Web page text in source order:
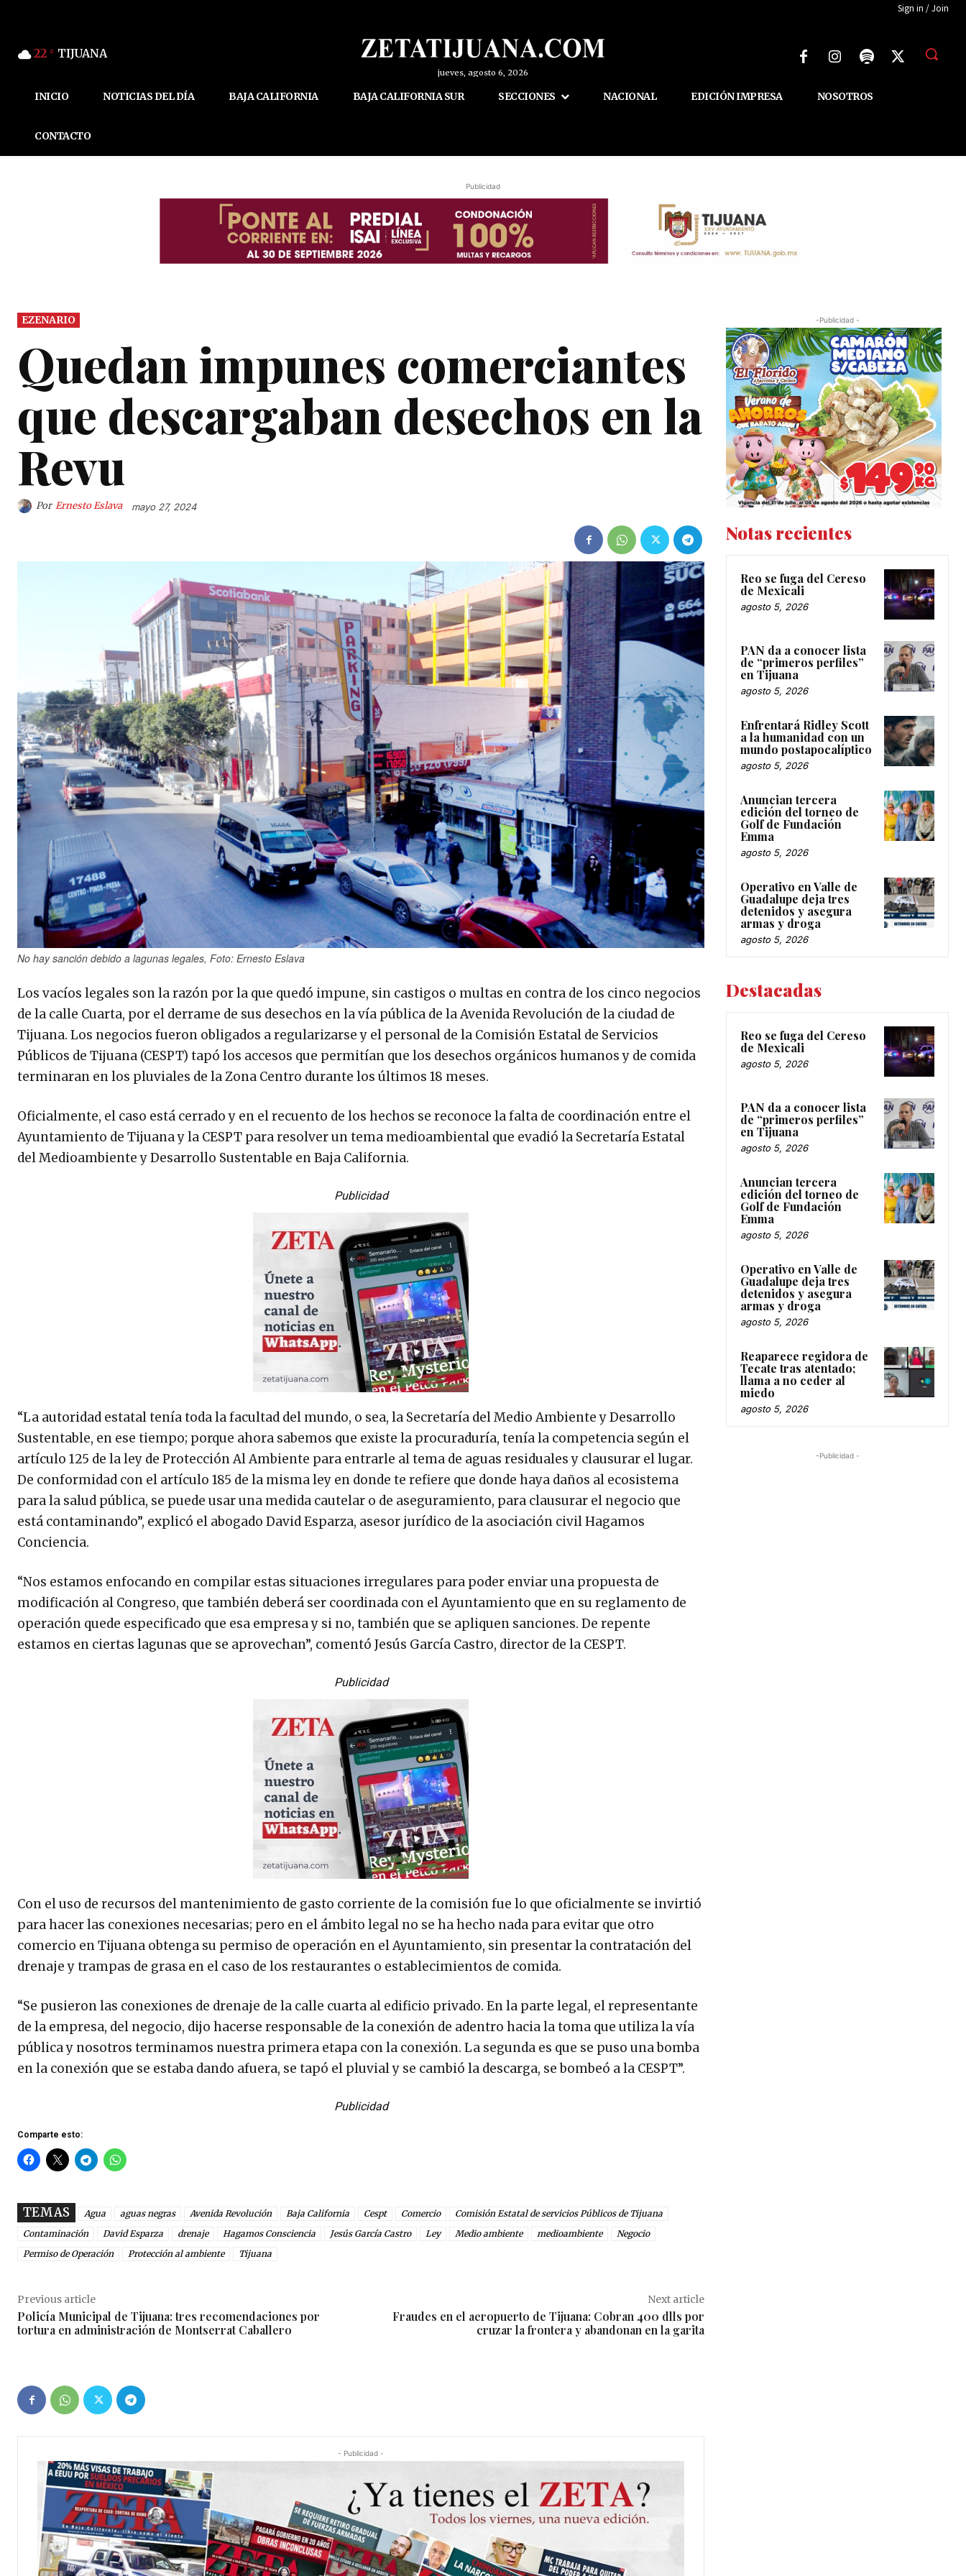
Sign in / Join
22 C TIJUANA
jueves, agosto 6, 2026
INICIO NOTICIAS DEL DÍA BAJA CALIFORNIA BAJA CALIFORNIA SUR SECCIONES NACIONAL EDICIÓN IMPRESA NOSOTROS
CONTACTO
Publicidad
EZENARIO
Quedan impunes comerciantes
que descargaban desechos en la
Revu
Por Ernesto Eslava mayo 27, 2024
No hay sanción debido a lagunas legales, Foto: Ernesto Eslava
Los vacíos legales son la razón por la que quedó impune, sin castigos o multas en contra de los cinco negocios
de la calle Cuarta, por el derrame de sus desechos en la vía pública de la Avenida Revolución de la ciudad de
Tijuana. Los negocios fueron obligados a regularizarse y el personal de la Comisión Estatal de Servicios
Públicos de Tijuana (CESPT) tapó los accesos que permitían que los desechos orgánicos humanos y de comida
terminaran en los pluviales de la Zona Centro durante los últimos 18 meses.
Oficialmente, el caso está cerrado y en el recuento de los hechos se reconoce la falta de coordinación entre el
Ayuntamiento de Tijuana y la CESPT para resolver un tema medioambiental que evadió la Secretaría Estatal
del Medioambiente y Desarrollo Sustentable en Baja California.
Publicidad
“La autoridad estatal tenía toda la facultad del mundo, o sea, la Secretaría del Medio Ambiente y Desarrollo
Sustentable, en ese tiempo; porque ahora sabemos que existe la procuraduría, tenía la competencia según el
artículo 125 de la ley de Protección Al Ambiente para entrarle al tema de aguas residuales y clausurar el lugar.
De conformidad con el artículo 185 de la misma ley en donde te refiere que donde haya daños al ecosistema
para la salud pública, se puede usar una medida cautelar o de aseguramiento, para clausurar el negocio que
está contaminando”, explicó el abogado David Esparza, asesor jurídico de la asociación civil Hagamos
Conciencia.
“Nos estamos enfocando en compilar estas situaciones irregulares para poder enviar una propuesta de
modificación al Congreso, que también deberá ser coordinada con el Ayuntamiento que en su reglamento de
operación quede especificado que esa empresa y si no, también que se apliquen sanciones. De repente
estamos en ciertas lagunas que se aprovechan”, comentó Jesús García Castro, director de la CESPT.
Publicidad
Con el uso de recursos del mantenimiento de gasto corriente de la comisión fue lo que oficialmente se invirtió
para hacer las conexiones necesarias; pero en el ámbito legal no se ha hecho nada para evitar que otro
comercio en Tijuana obtenga su permiso de operación en el Ayuntamiento, sin presentar la contratación del
drenaje y trampas de grasa en el caso de los restaurantes o establecimientos de comida.
“Se pusieron las conexiones de drenaje de la calle cuarta al edificio privado. En la parte legal, el representante
de la empresa, del negocio, dijo hacerse responsable de la conexión de adentro hacia la toma que utiliza la vía
pública y nosotros terminamos nuestra primera etapa con la conexión. La segunda es que se puso una bomba
en la conexión que se estaba dando afuera, se tapó el pluvial y se cambió la descarga, se bombeó a la CESPT”.
Publicidad
Comparte esto:
TEMAS Agua aguas negras Avenida Revolución Baja California Cespt Comercio
Comisión Estatal de servicios Públicos de Tijuana
Contaminación
David Esparza drenaje Hagamos Consciencia Jesús García Castro Ley Medio ambiente medioambiente
Negocio
Permiso de Operación
Protección al ambiente Tijuana
Previous article
Policía Municipal de Tijuana: tres recomendaciones por
tortura en administración de Montserrat Caballero
Next article
Fraudes en el aeropuerto de Tijuana: Cobran 400 dlls por
cruzar la frontera y abandonan en la garita
- Publicidad -
-Publicidad -
Notas recientes
Reo se fuga del Cereso
de Mexicali
agosto 5, 2026
PAN da a conocer lista
de “primeros perfiles”
en Tijuana
agosto 5, 2026
Enfrentará Ridley Scott
a la humanidad con un
mundo postapocalíptico
agosto 5, 2026
Anuncian tercera
edición del torneo de
Golf de Fundación
Emma
agosto 5, 2026
Operativo en Valle de
Guadalupe deja tres
detenidos y asegura
armas y droga
agosto 5, 2026
Destacadas
Reo se fuga del Cereso
de Mexicali
agosto 5, 2026
PAN da a conocer lista
de “primeros perfiles”
en Tijuana
agosto 5, 2026
Anuncian tercera
edición del torneo de
Golf de Fundación
Emma
agosto 5, 2026
Operativo en Valle de
Guadalupe deja tres
detenidos y asegura
armas y droga
agosto 5, 2026
Reaparece regidora de
Tecate tras atentado;
llama a no ceder al
miedo
agosto 5, 2026
-Publicidad -